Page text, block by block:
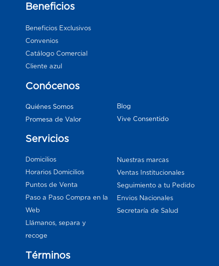
Beneficios
Beneficios Exclusivos
Convenios
Catálogo Comercial
Cliente azul
Conócenos
Quiénes Somos
Promesa de Valor
Blog
Vive Consentido
Servicios
Domicilios
Horarios Domicilios
Puntos de Venta
Paso a Paso Compra en la
Web
Llámanos, separa y
recoge
Nuestras marcas
Ventas Institucionales
Seguimiento a tu Pedido
Envios Nacionales
Secretaría de Salud
Términos